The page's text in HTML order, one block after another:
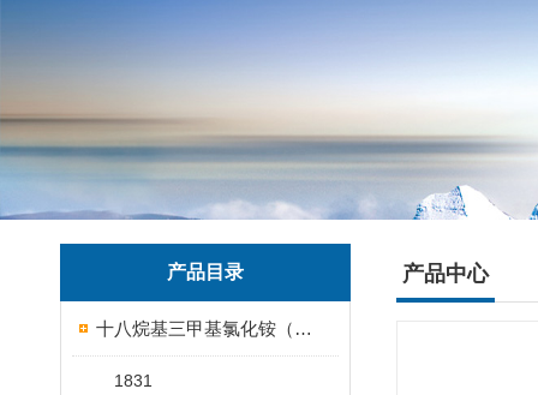
产品目录
十八烷基三甲基氯化铵（1831）
1831
产品中心